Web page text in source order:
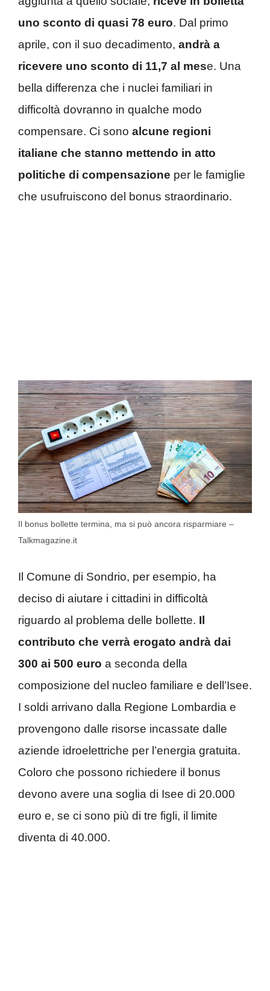
uno sconto di quasi 78 euro. Dal primo
aprile, con il suo decadimento, andrà a
ricevere uno sconto di 11,7 al mese. Una
bella differenza che i nuclei familiari in
difficoltà dovranno in qualche modo
compensare. Ci sono alcune regioni
italiane che stanno mettendo in atto
politiche di compensazione per le famiglie
che usufruiscono del bonus straordinario.
Il bonus bollette termina, ma si può ancora risparmiare –
Talkmagazine.it
Il Comune di Sondrio, per esempio, ha
deciso di aiutare i cittadini in difficoltà
riguardo al problema delle bollette. Il
contributo che verrà erogato andrà dai
300 ai 500 euro a seconda della
composizione del nucleo familiare e dell’Isee.
I soldi arrivano dalla Regione Lombardia e
provengono dalle risorse incassate dalle
aziende idroelettriche per l’energia gratuita.
Coloro che possono richiedere il bonus
devono avere una soglia di Isee di 20.000
euro e, se ci sono più di tre figli, il limite
diventa di 40.000.